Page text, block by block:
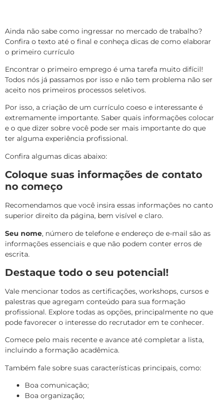
Ainda não sabe como ingressar no mercado de trabalho?
Confira o texto até o final e conheça dicas de como elaborar
o primeiro currículo
Encontrar o primeiro emprego é uma tarefa muito difícil!
Todos nós já passamos por isso e não tem problema não ser
aceito nos primeiros processos seletivos.
Por isso, a criação de um currículo coeso e interessante é
extremamente importante. Saber quais informações colocar
e o que dizer sobre você pode ser mais importante do que
ter alguma experiência profissional.
Confira algumas dicas abaixo:
Coloque suas informações de contato
no começo
Recomendamos que você insira essas informações no canto
superior direito da página, bem visível e claro.
Seu nome, número de telefone e endereço de e-mail são as
informações essenciais e que não podem conter erros de
escrita.
Destaque todo o seu potencial!
Vale mencionar todos as certificações, workshops, cursos e
palestras que agregam conteúdo para sua formação
profissional. Explore todas as opções, principalmente no que
pode favorecer o interesse do recrutador em te conhecer.
Comece pelo mais recente e avance até completar a lista,
incluindo a formação acadêmica.
Também fale sobre suas características principais, como:
Boa comunicação;
Boa organização;